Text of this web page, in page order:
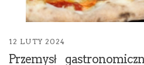
12 LUTY 2024
Przemysł